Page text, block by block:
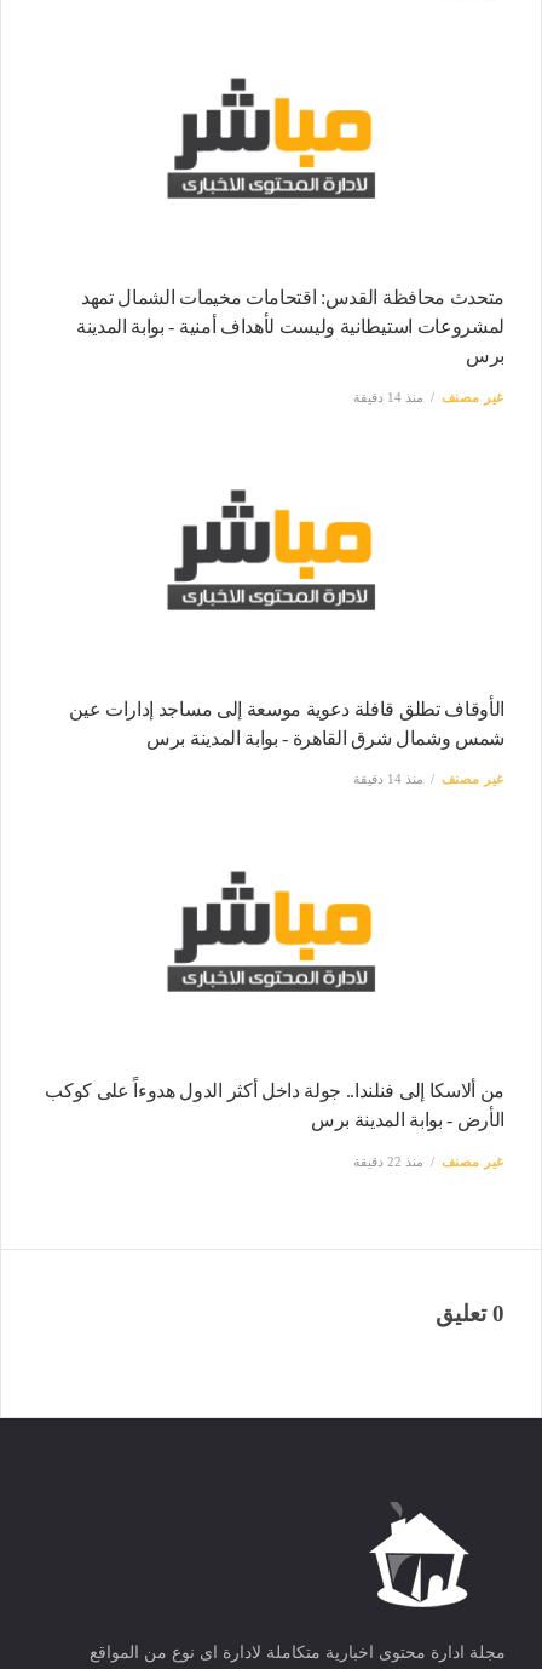
متحدث محافظة القدس: اقتحامات مخيمات الشمال تمهد
لمشروعات استيطانية وليست لأهداف أمنية - بوابة المدينة
برس
غير مصنف منذ 14 دقيقة
الأوقاف تطلق قافلة دعوية موسعة إلى مساجد إدارات عين
شمس وشمال شرق القاهرة - بوابة المدينة برس
غير مصنف منذ 14 دقيقة
من ألاسكا إلى فنلندا.. جولة داخل أكثر الدول هدوءاً على كوكب
الأرض - بوابة المدينة برس
غير مصنف منذ 22 دقيقة
0 تعليق
مجلة ادارة محتوى اخبارية متكاملة لادارة اى نوع من المواقع